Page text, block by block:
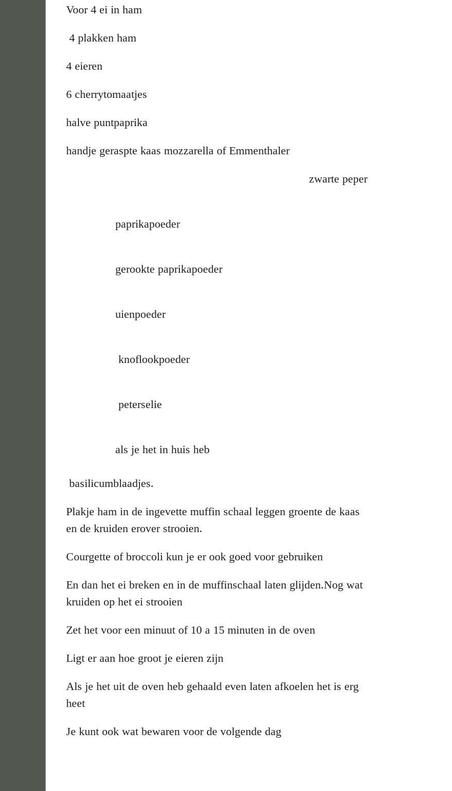
Voor 4 ei in ham
4 plakken ham
4 eieren
6 cherrytomaatjes
halve puntpaprika
handje geraspte kaas mozzarella of Emmenthaler
zwarte peper
paprikapoeder
gerookte paprikapoeder
uienpoeder
knoflookpoeder
peterselie
als je het in huis heb
basilicumblaadjes.
Plakje ham in de ingevette muffin schaal leggen groente de kaas
en de kruiden erover strooien.
Courgette of broccoli kun je er ook goed voor gebruiken
En dan het ei breken en in de muffinschaal laten glijden.Nog wat
kruiden op het ei strooien
Zet het voor een minuut of 10 a 15 minuten in de oven
Ligt er aan hoe groot je eieren zijn
Als je het uit de oven heb gehaald even laten afkoelen het is erg
heet
Je kunt ook wat bewaren voor de volgende dag